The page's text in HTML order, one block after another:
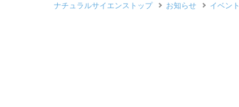
ナチュラルサイエンストップ お知らせ イベント